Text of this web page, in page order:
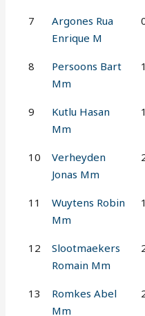
7
Argones Rua
Enrique M
8
Persoons Bart
Mm
9
Kutlu Hasan
Mm
10
Verheyden
Jonas Mm
11
Wuytens Robin
Mm
12
Slootmaekers
Romain Mm
13
Romkes Abel
Mm